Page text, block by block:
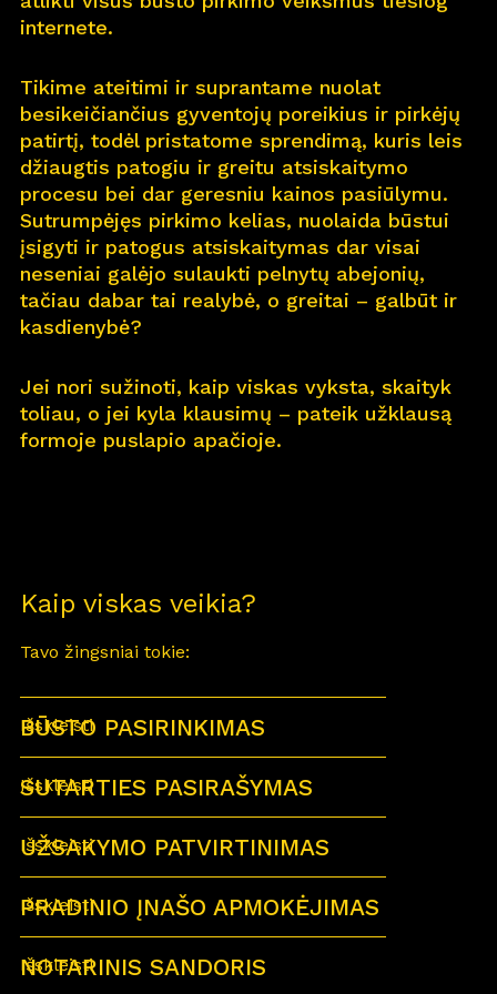
Apiemus
Karjera 11
Naujienos
Nauj ų namų kortelė
Kontaktai
internete.
Tikime ateitimi ir suprantame nuolat
besikeičiančius gyventojų poreikius ir pirkėjų
patirtį, todėl pristatome sprendimą, kuris leis
džiaugtis patogiu ir greitu atsiskaitymo
procesu bei dar geresniu kainos pasiūlymu.
Sutrumpėjęs pirkimo kelias, nuolaida būstui
įsigyti ir patogus atsiskaitymas dar visai
neseniai galėjo sulaukti pelnytų abejonių,
tačiau dabar tai realybė, o greitai – galbūt ir
kasdienybė?
Jei nori sužinoti, kaip viskas vyksta, skaityk
toliau, o jei kyla klausimų – pateik užklausą
formoje puslapio apačioje.
Kaip viskas veikia?
Tavo žingsniai tokie:
Išskleisti
BŪSTO PASIRINKIMAS
Išskleisti
SUTARTIES PASIRAŠYMAS
Išskleisti
UŽSAKYMO PATVIRTINIMAS
Išskleisti
PRADINIO ĮNAŠO APMOKĖJIMAS
Išskleisti
NOTARINIS SANDORIS